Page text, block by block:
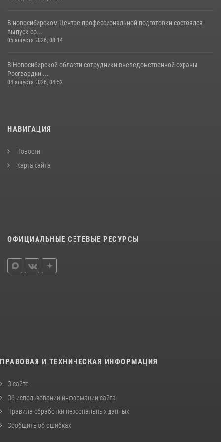
В новосибирском Центре профессиональной подготовки состоялся
выпуск со...
05 августа 2026, 08:14
В Новосибирской области сотрудники вневедомственной охраны
Росгвардии ...
04 августа 2026, 04:52
НАВИГАЦИЯ
Новости
Карта сайта
ОФИЦИАЛЬНЫЕ СЕТЕВЫЕ РЕСУРСЫ
ПРАВОВАЯ И ТЕХНИЧЕСКАЯ ИНФОРМАЦИЯ
О сайте
Об использовании информации сайта
Правила обработки персональных данных
Сообщить об ошибках